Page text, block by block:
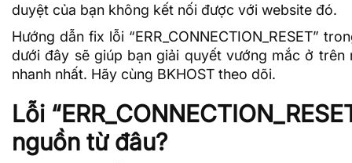
duyệt của bạn không kết nối được với website đó.
Hướng dẫn fix lỗi “ERR_CONNECTION_RESET”
dưới đây sẽ giúp bạn giải quyết vướng mắc ở trên
nhanh nhất. Hãy cùng BKHOST theo dõi.
Lỗi
nguồn từ đâu?